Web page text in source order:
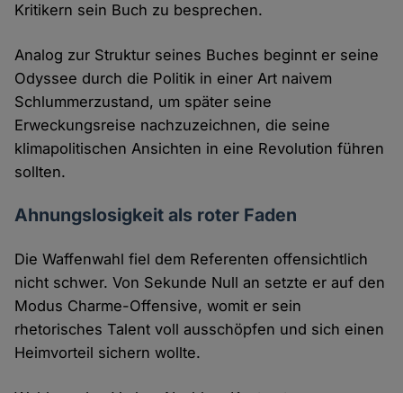
Kritikern sein Buch zu besprechen.
Analog zur Struktur seines Buches beginnt er seine
Odyssee durch die Politik in einer Art naivem
Schlummerzustand, um später seine
Erweckungsreise nachzuzeichnen, die seine
klimapolitischen Ansichten in eine Revolution führen
sollten.
Ahnungslosigkeit als roter Faden
Die Waffenwahl fiel dem Referenten offensichtlich
nicht schwer. Von Sekunde Null an setzte er auf den
Modus Charme-Offensive, womit er sein
rhetorisches Talent voll ausschöpfen und sich einen
Heimvorteil sichern wollte.